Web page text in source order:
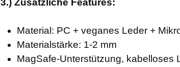
3.) Zusätzliche Features:
Material: PC + veganes Leder +
Materialstärke: 1-2 mm
MagSafe-Unterstützung, kabelloses